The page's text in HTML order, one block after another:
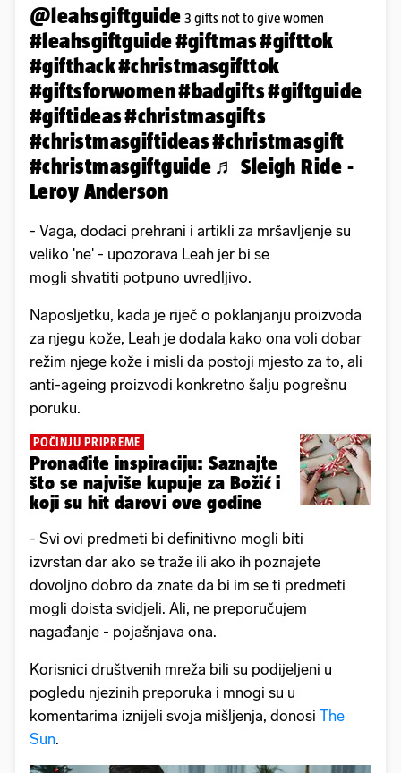
@leahsgiftguide 3 gifts not to give women
#leahsgiftguide#giftmas#gifttok
#gifthack#christmasgifttok
#giftsforwomen#badgifts#giftguide
#giftideas#christmasgifts
#christmasgiftideas#christmasgift
#christmasgiftguide ♬ Sleigh Ride -
Leroy Anderson
- Vaga, dodaci prehrani i artikli za mršavljenje su
veliko 'ne' - upozorava Leah jer bi se
mogli shvatiti potpuno uvredljivo.
Naposljetku, kada je riječ o poklanjanju proizvoda
za njegu kože, Leah je dodala kako ona voli dobar
režim njege kože i misli da postoji mjesto za to, ali
anti-ageing proizvodi konkretno šalju pogrešnu
poruku.
POČINJU PRIPREME
Pronađite inspiraciju: Saznajte
što se najviše kupuje za Božić i
koji su hit darovi ove godine
- Svi ovi predmeti bi definitivno mogli biti
izvrstan dar ako se traže ili ako ih poznajete
dovoljno dobro da znate da bi im se ti predmeti
mogli doista svidjeli. Ali, ne preporučujem
nagađanje - pojašnjava ona.
Korisnici društvenih mreža bili su podijeljeni u
pogledu njezinih preporuka i mnogi su u
komentarima iznijeli svoja mišljenja, donosi The
Sun.